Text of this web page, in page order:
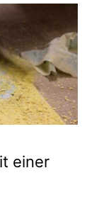
einer